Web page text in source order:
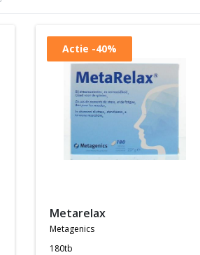
Actie -40%
metarelax
metagenics
180tb